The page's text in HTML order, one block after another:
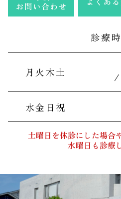
診療
月火木土 /
水金日祝
土曜日を休診にした場合
水曜日も診療